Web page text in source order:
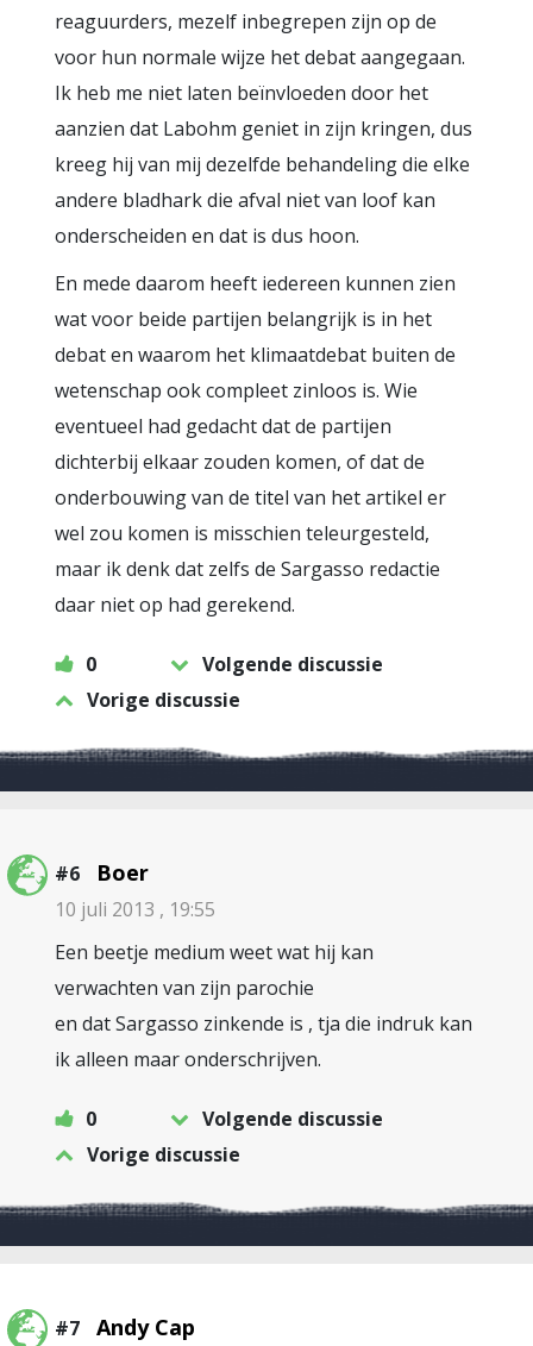
reaguurders, mezelf inbegrepen zijn op de
voor hun normale wijze het debat aangegaan.
Ik heb me niet laten beïnvloeden door het
aanzien dat Labohm geniet in zijn kringen, dus
kreeg hij van mij dezelfde behandeling die elke
andere bladhark die afval niet van loof kan
onderscheiden en dat is dus hoon.
En mede daarom heeft iedereen kunnen zien
wat voor beide partijen belangrijk is in het
debat en waarom het klimaatdebat buiten de
wetenschap ook compleet zinloos is. Wie
eventueel had gedacht dat de partijen
dichterbij elkaar zouden komen, of dat de
onderbouwing van de titel van het artikel er
wel zou komen is misschien teleurgesteld,
maar ik denk dat zelfs de Sargasso redactie
daar niet op had gerekend.
0
Volgende discussie
Vorige discussie
#6 Boer
10 juli 2013 , 19:55
Een beetje medium weet wat hij kan
verwachten van zijn parochie
en dat Sargasso zinkende is , tja die indruk kan
ik alleen maar onderschrijven.
0
Volgende discussie
Vorige discussie
#7 Andy Cap